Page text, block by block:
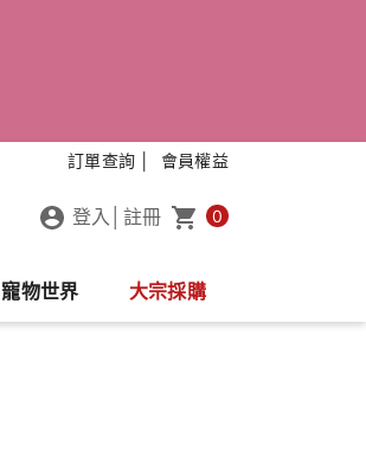
訂單查詢 │ 會員權益
登入 註冊 0
寵物世界 大宗採購